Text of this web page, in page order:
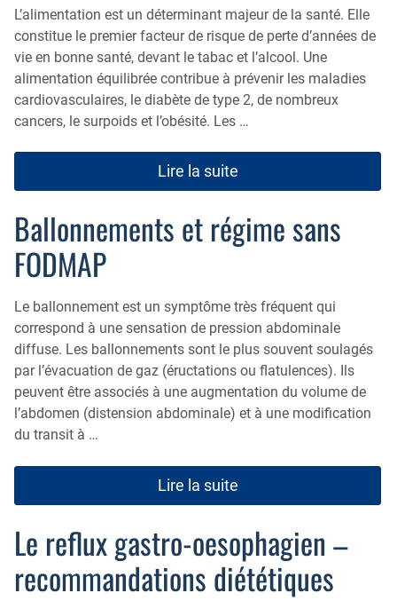
L’alimentation est un déterminant majeur de la santé. Elle
constitue le premier facteur de risque de perte d’années de
vie en bonne santé, devant le tabac et l’alcool. Une
alimentation équilibrée contribue à prévenir les maladies
cardiovasculaires, le diabète de type 2, de nombreux
cancers, le surpoids et l’obésité. Les …
Lire la suite
Ballonnements et régime sans
FODMAP
Le ballonnement est un symptôme très fréquent qui
correspond à une sensation de pression abdominale
diffuse. Les ballonnements sont le plus souvent soulagés
par l’évacuation de gaz (éructations ou flatulences). Ils
peuvent être associés à une augmentation du volume de
l’abdomen (distension abdominale) et à une modification
du transit à …
Lire la suite
Le reflux gastro-oesophagien –
recommandations diététiques
Proctologie
Cellule d’Aide à la Recherche Clinique
Tube digestif
Annuaire
Colobox
My MICI Book
Qu’est-ce que la coloscopie ?